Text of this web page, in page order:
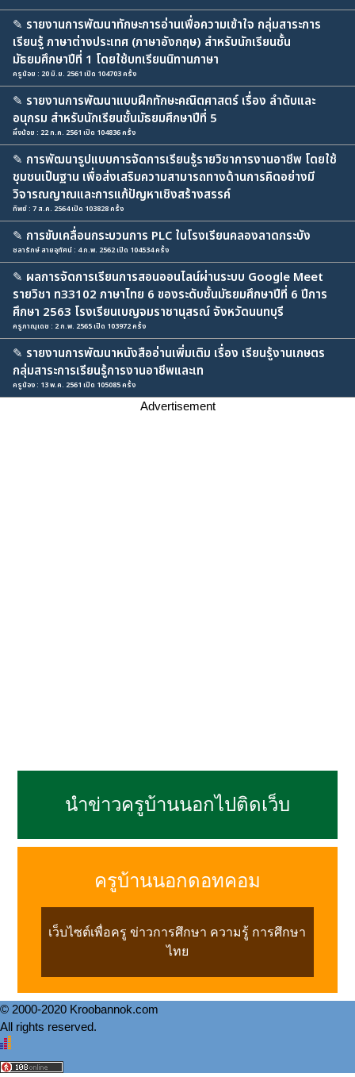
✎ รายงานการพัฒนาทักษะการอ่านเพื่อความเข้าใจ กลุ่มสาระการ
เรียนรู้ ภาษาต่างประเทศ (ภาษาอังกฤษ) สำหรับนักเรียนชั้น
มัธยมศึกษาปีที่ 1 โดยใช้บทเรียนนิทานภาษา
ครูน้อย : 20 มิ.ย. 2561 เปิด 104703 ครั้ง
✎ รายงานการพัฒนาแบบฝึกทักษะคณิตศาสตร์ เรื่อง ลำดับและ
อนุกรม สำหรับนักเรียนชั้นมัธยมศึกษาปีที่ 5
ผึ้งน้อย : 22 ก.ค. 2561 เปิด 104836 ครั้ง
✎ การพัฒนารูปแบบการจัดการเรียนรู้รายวิชาการงานอาชีพ โดยใช้
ชุมชนเป็นฐาน เพื่อส่งเสริมความสามารถทางด้านการคิดอย่างมี
วิจารณญาณและการแก้ปัญหาเชิงสร้างสรรค์
ทิพย์ : 7 ส.ค. 2564 เปิด 103828 ครั้ง
✎ การขับเคลื่อนกระบวนการ PLC ในโรงเรียนคลองลาดกระบัง
ชลารักษ์ สายอุทัศน์ : 4 ก.พ. 2562 เปิด 104534 ครั้ง
✎ ผลการจัดการเรียนการสอนออนไลน์ผ่านระบบ Google Meet
รายวิชา ท33102 ภาษาไทย 6 ของระดับชั้นมัธยมศึกษาปีที่ 6 ปีการ
ศึกษา 2563 โรงเรียนเบญจมราชานุสรณ์ จังหวัดนนทบุรี
ครูภาณุเดช : 2 ก.พ. 2565 เปิด 103972 ครั้ง
✎ รายงานการพัฒนาหนังสืออ่านเพิ่มเติม เรื่อง เรียนรู้งานเกษตร
กลุ่มสาระการเรียนรู้การงานอาชีพและเท
ครูน้อง : 13 พ.ค. 2561 เปิด 105085 ครั้ง
Advertisement
นำข่าวครูบ้านนอกไปติดเว็บ
ครูบ้านนอกดอทคอม
เว็บไซต์เพื่อครู ข่าวการศึกษา ความรู้ การศึกษา
ไทย
© 2000-2020 Kroobannok.com
All rights reserved.